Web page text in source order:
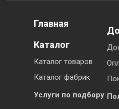
Главная
Каталог
Каталог товаров
Каталог фабрик
Услуги по подбору